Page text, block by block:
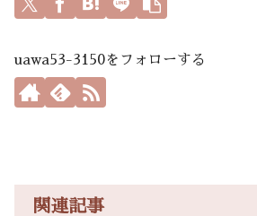
uawa53-3150をフォローする
関連記事